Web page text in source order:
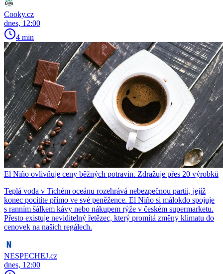
Cooky.cz
dnes, 12:00
4 min
El Niño ovlivňuje ceny běžných potravin. Zdražuje přes 20 výrobků
Teplá voda v Tichém oceánu rozehrává nebezpečnou partii, jejíž
konec pocítíte přímo ve své peněžence. El Niño si málokdo spojuje
s ranním šálkem kávy nebo nákupem rýže v českém supermarketu.
Přesto existuje neviditelný řetězec, který promítá změny klimatu do
cenovek na našich regálech.
NESPECHEJ.cz
dnes, 12:00